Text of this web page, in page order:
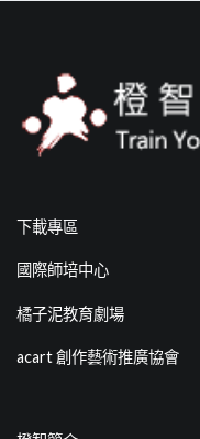
下載專區
國際師培中心
橘子泥教育劇場
acart 創作藝術推廣協會